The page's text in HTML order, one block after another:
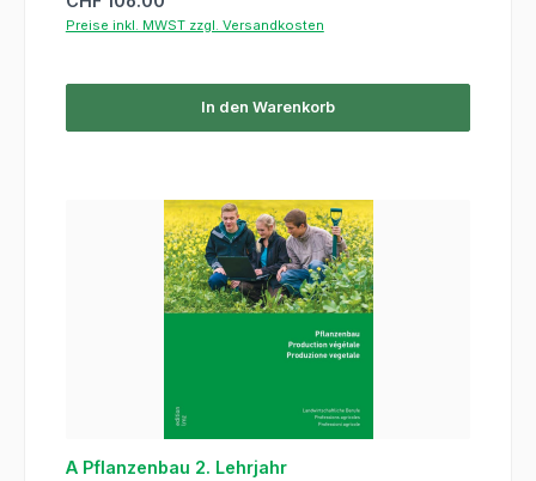
Preise inkl. MWST zzgl. Versandkosten
In den Warenkorb
A Pflanzenbau 2. Lehrjahr